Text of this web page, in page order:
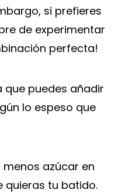
si prefieres
de experimentar
perfecta!
que puedes añadir
lo espeso que
azúcar en
quieras tu batido.